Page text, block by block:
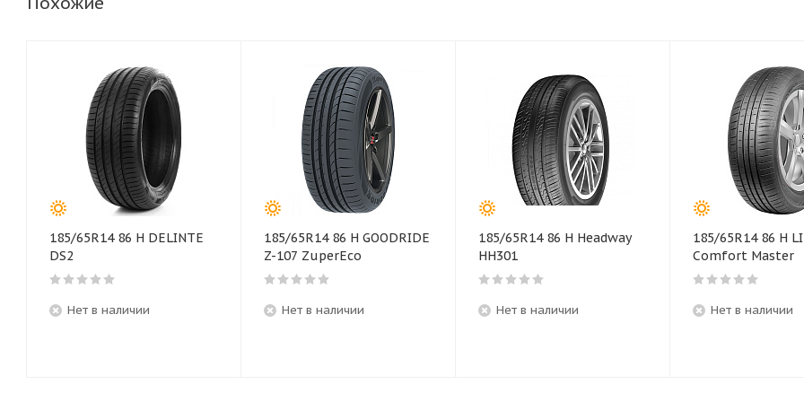
185/65R14 86 H DELINTE
DS2
Нет в наличии
185/65R14 86 H GOODRIDE
Z-107 ZuperEco
Нет в наличии
185/65R14 86 H Headway
HH301
Нет в наличии
185/65R14 86 H
Comfort Master
Нет в наличии